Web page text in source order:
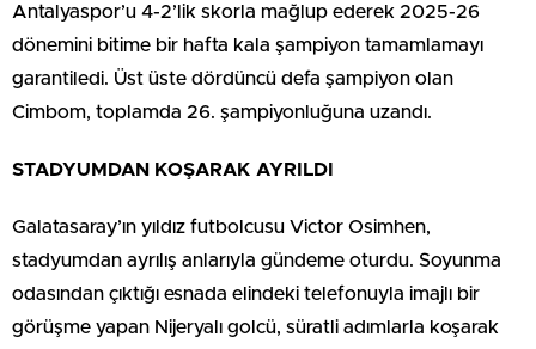
Antalyaspor’u 4-2’lik skorla mağlup ederek 2025-26
dönemini bitime bir hafta kala şampiyon tamamlamayı
garantiledi. Üst üste dördüncü defa şampiyon olan
Cimbom, toplamda 26. şampiyonluğuna uzandı.
STADYUMDAN KOŞARAK AYRILDI
Galatasaray’ın yıldız futbolcusu Victor Osimhen,
stadyumdan ayrılış anlarıyla gündeme oturdu. Soyunma
odasından çıktığı esnada elindeki telefonuyla imajlı bir
görüşme yapan Nijeryalı golcü, süratli adımlarla koşarak